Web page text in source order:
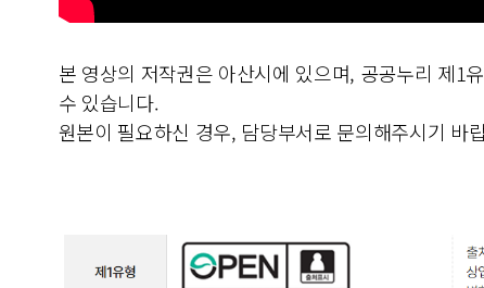
본 영상의 저작권은 아산시에 있으며, 공공누리 제1
수 있습니다.
원본이 필요하신 경우, 담당부서로 문의해주시기 바